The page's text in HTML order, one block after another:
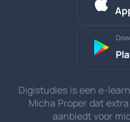
Digistudies is een e-
Micha Proper dat
aanbiedt voor